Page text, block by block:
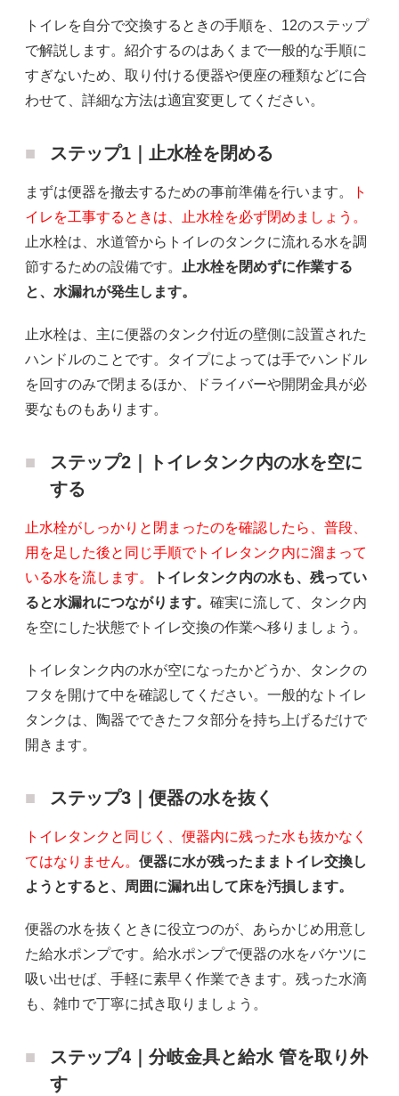
トイレを自分で交換するときの手順を、12のステップ
で解説します。紹介するのはあくまで一般的な手順に
すぎないため、取り付ける便器や便座の種類などに合
わせて、詳細な方法は適宜変更してください。
ステップ1｜止水栓を閉める
まずは便器を撤去するための事前準備を行います。
ト
イレを工事するときは、止水栓を必ず閉めましょう。
止水栓は、水道管からトイレのタンクに流れる水を調
節するための設備です。
止水栓を閉めずに作業する
と、水漏れが発生します。
止水栓は、主に便器のタンク付近の壁側に設置された
ハンドルのことです。タイプによっては手でハンドル
を回すのみで閉まるほか、ドライバーや開閉金具が必
要なものもあります。
ステップ2｜トイレタンク内の水を空に
する
止水栓がしっかりと閉まったのを確認したら、普段、
用を足した後と同じ手順でトイレタンク内に溜まって
いる水を流します。
トイレタンク内の水も、残ってい
ると水漏れにつながります。 確実に流して、タンク内
を空にした状態でトイレ交換の作業へ移りましょう。
トイレタンク内の水が空になったかどうか、タンクの
フタを開けて中を確認してください。一般的なトイレ
タンクは、陶器でできたフタ部分を持ち上げるだけで
開きます。
ステップ3｜便器の水を抜く
トイレタンクと同じく、便器内に残った水も抜かなく
てはなりません。 便器に水が残ったままトイレ交換し
ようとすると、周囲に漏れ出して床を汚損します。
便器の水を抜くときに役立つのが、あらかじめ用意し
た給水ポンプです。給水ポンプで便器の水をバケツに
吸い出せば、手軽に素早く作業できます。残った水滴
も、雑巾で丁寧に拭き取りましょう。
ステップ4｜分岐金具と給水 管を取り外
す